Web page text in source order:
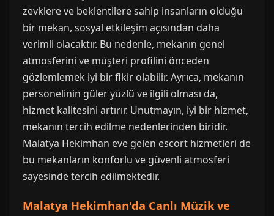
zevklere ve beklentilere sahip insanların olduğu
bir mekan, sosyal etkileşim açısından daha
verimli olacaktır. Bu nedenle, mekanın genel
atmosferini ve müşteri profilini önceden
gözlemlemek iyi bir fikir olabilir. Ayrıca, mekanın
personelinin güler yüzlü ve ilgili olması da,
hizmet kalitesini artırır. Unutmayın, iyi bir hizmet,
mekanın tercih edilme nedenlerinden biridir.
Malatya Hekimhan eve gelen escort hizmetleri de
bu mekanların konforlu ve güvenli atmosferi
sayesinde tercih edilmektedir.
Malatya Hekimhan'da Canlı Müzik ve